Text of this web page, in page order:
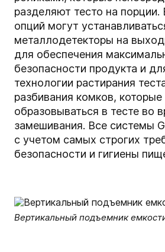
разделяют тесто на порции.
опций могут
металлодетекторы на
для обеспечения
безопасности продукта и
технологии растирания
разбивания комков, которые
образовываться в тесте во
замешивания. Все системы
с учетом самых строгих
безопасности и гигиены
Вертикальный подъемник